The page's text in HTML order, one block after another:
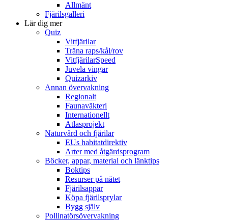
Allmänt
Fjärilsgalleri
Lär dig mer
Quiz
Vitfjärilar
Träna raps/kål/rov
VitfjärilarSpeed
Juvela vingar
Quizarkiv
Annan övervakning
Regionalt
Faunaväkteri
Internationellt
Atlasprojekt
Naturvård och fjärilar
EUs habitatdirektiv
Arter med åtgärdsprogram
Böcker, appar, material och länktips
Boktips
Resurser på nätet
Fjärilsappar
Köpa fjärilsprylar
Bygg själv
Pollinatörsövervakning